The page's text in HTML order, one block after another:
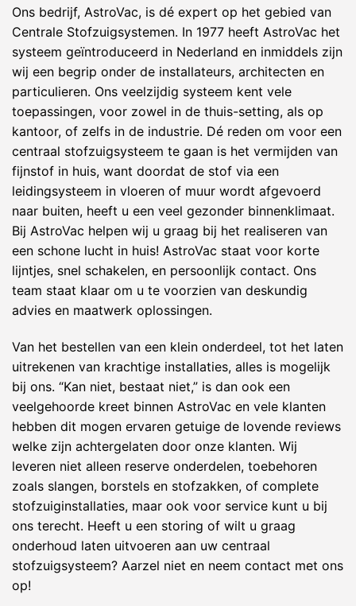
Ons bedrijf, AstroVac, is dé expert op het gebied van
Centrale Stofzuigsystemen. In 1977 heeft AstroVac het
systeem geïntroduceerd in Nederland en inmiddels zijn
wij een begrip onder de installateurs, architecten en
particulieren. Ons veelzijdig systeem kent vele
toepassingen, voor zowel in de thuis-setting, als op
kantoor, of zelfs in de industrie. Dé reden om voor een
centraal stofzuigsysteem te gaan is het vermijden van
fijnstof in huis, want doordat de stof via een
leidingsysteem in vloeren of muur wordt afgevoerd
naar buiten, heeft u een veel gezonder binnenklimaat.
Bij AstroVac helpen wij u graag bij het realiseren van
een schone lucht in huis! AstroVac staat voor korte
lijntjes, snel schakelen, en persoonlijk contact. Ons
team staat klaar om u te voorzien van deskundig
advies en maatwerk oplossingen.
Van het bestellen van een klein onderdeel, tot het laten
uitrekenen van krachtige installaties, alles is mogelijk
bij ons. “Kan niet, bestaat niet,” is dan ook een
veelgehoorde kreet binnen AstroVac en vele klanten
hebben dit mogen ervaren getuige de lovende reviews
welke zijn achtergelaten door onze klanten. Wij
leveren niet alleen reserve onderdelen, toebehoren
zoals slangen, borstels en stofzakken, of complete
stofzuiginstallaties, maar ook voor service kunt u bij
ons terecht. Heeft u een storing of wilt u graag
onderhoud laten uitvoeren aan uw centraal
stofzuigsysteem? Aarzel niet en neem contact met ons
op!